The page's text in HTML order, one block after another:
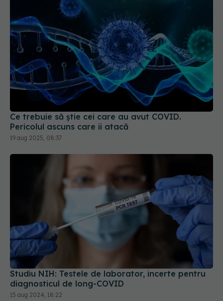
Ce trebuie să știe cei care au avut COVID.
Pericolul ascuns care îi atacă
19 aug 2025, 08:37
Studiu NIH: Testele de laborator, incerte pentru
diagnosticul de long-COVID
15 aug 2024, 18:22